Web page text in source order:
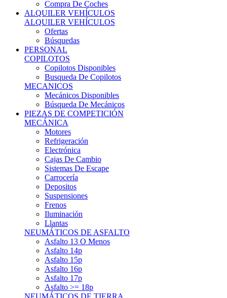
ALQUILER VEHÍCULOS
Ofertas
Búsquedas
PERSONAL
COPILOTOS
Copilotos Disponibles
Busqueda De Copilotos
MECANICOS
Mecánicos Disponibles
Búsqueda De Mecánicos
PIEZAS DE COMPETICIÓN
MECÁNICA
Motores
Refrigeración
Electrónica
Cajas De Cambio
Sistemas De Escape
Carrocería
Depositos
Suspensiones
Frenos
Iluminación
Llantas
NEUMÁTICOS DE ASFALTO
Asfalto 13 O Menos
Asfalto 14p
Asfalto 15p
Asfalto 16p
Asfalto 17p
Asfalto >= 18p
NEUMÁTICOS DE TIERRA
Tierra 13 O Menos